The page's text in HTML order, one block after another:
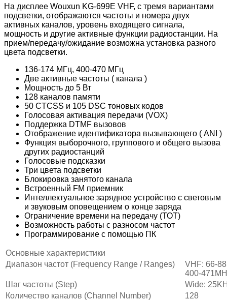
На дисплее Wouxun KG-699E VHF, с тремя вариантами
подсветки, отображаются частоты и номера двух
активных каналов, уровень входящего сигнала,
мощность и другие активные функции радиостанции. На
прием/передачу/ожидание возможна установка разного
цвета подсветки.
136-174 МГц, 400-470 МГц
Две активные частоты ( канала )
Мощность до 5 Вт
128 каналов памяти
50 CTCSS и 105 DSC тоновых кодов
Голосовая активация передачи (VOX)
Поддержка DTMF вызовов
Отображение идентификатора вызывающего ( ANI )
Функция выборочного, группового и общего вызова
других радиостанций
Голосовые подсказки
Три цвета подсветки
Блокировка занятого канала
Встроенный FM приемник
Интеллектуальное зарядное устройство с световым
и звуковым оповещением о конце заряда
Ограничение времени на передачу (ТОТ)
Возможность работы с разносом частот
Программирование с помощью ПК
Основные характеристики
Диапазон частот (Frequency Range / Ranges)
VHF: 66-
400-
Шаг частоты (Step)
Wide:
Количество каналов (Channel Number)
128